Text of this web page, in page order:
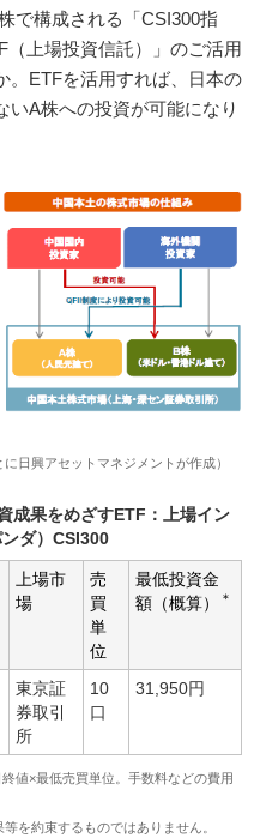
で構成される「CSI300指
上場投資信託）」のご活用
。ETFを活用すれば、日本の
いA株への投資が可能になり
日興アセットマネジメントが作成）
成果をめざすETF：上場イン
ダ）CSI300
上場市
場
売
買
単
位
最低投資金
額（概算）
＊
東京証
券取引
所
10
口
31,950円
値×最低売買単位。手数料などの費用
を約束するものではありません。